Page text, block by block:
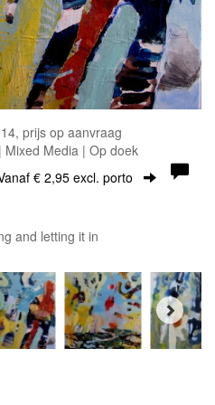
prijs op aanvraag
Mixed Media | Op doek
€ 2,95 excl. porto
and letting it in